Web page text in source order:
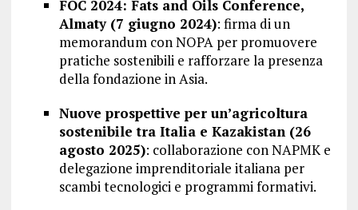
FOC 2024: Fats and Oils Conference,
Almaty (7 giugno 2024): firma di un
memorandum con NOPA per promuovere
pratiche sostenibili e rafforzare la presenza
della fondazione in Asia.
Nuove prospettive per un’agricoltura
sostenibile tra Italia e Kazakistan (26
agosto 2025): collaborazione con NAPMK e
delegazione imprenditoriale italiana per
scambi tecnologici e programmi formativi.